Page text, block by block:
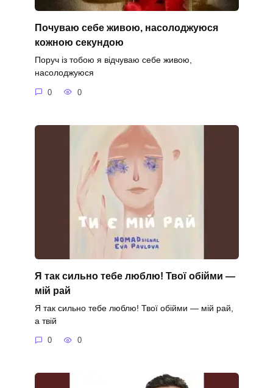
Почуваю себе живою, насолоджуюся
кожною секундою
Поруч із тобою я відчуваю себе живою,
насолоджуюся
0 0
Я так сильно тебе люблю! Твої обійми —
мій рай
Я так сильно тебе люблю! Твої обійми — мій рай,
а твій
0 0